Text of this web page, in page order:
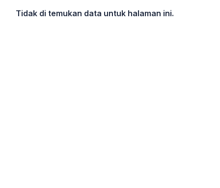
Tidak di temukan data untuk halaman ini.